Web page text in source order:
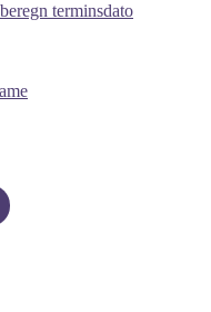
terminsdato